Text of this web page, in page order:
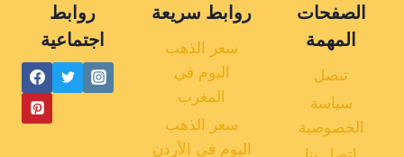
روابط
اجتماعية
روابط سريعة
سعر الذهب
اليوم في
المغرب
سعر الذهب
اليوم في الأردن
الصفحات
المهمة
تنصل
سياسة
الخصوصية